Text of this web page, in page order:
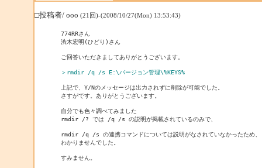
□投稿者/ ooo (21回)-(2008/10/27(Mon) 13:53:43)
774RRさん
渋木宏明(ひどり)さん
ご回答いただきましてありがとうございます。
＞rmdir /q /s E:\バージョン管理\%KEYS%
上記で、Y/Nのメッセージは出力されずに削除が可能でした。
さすがです。ありがとうございます。
自分でも色々調べてみました
rmdir /? では /q /s の説明が掲載されているのみで、
rmdir /q /s の連携コマンドについては説明がなされていなかったため、
わかりませんでした。
すみません。